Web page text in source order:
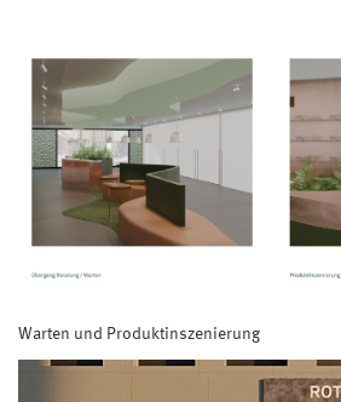
Warten und Produktinszenierung